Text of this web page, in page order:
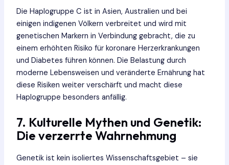
Die Haplogruppe C ist in Asien, Australien und bei
einigen indigenen Völkern verbreitet und wird mit
genetischen Markern in Verbindung gebracht, die zu
einem erhöhten Risiko für koronare Herzerkrankungen
und Diabetes führen können. Die Belastung durch
moderne Lebensweisen und veränderte Ernährung hat
diese Risiken weiter verschärft und macht diese
Haplogruppe besonders anfällig.
7. Kulturelle Mythen und Genetik:
Die verzerrte Wahrnehmung
Genetik ist kein isoliertes Wissenschaftsgebiet – sie